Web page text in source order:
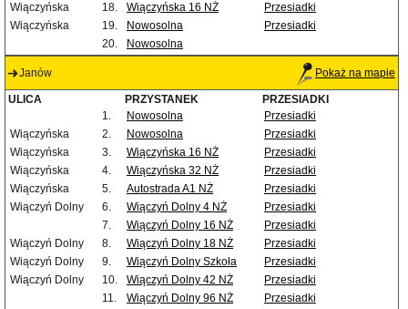
Wiączyńska
18. Wiączyńska 16 NŻ
Przesiadki
Wiączyńska
19. Nowosolna
Przesiadki
20.
Nowosolna
Janów Pokaż na mapie
ULICA PRZYSTANEK
PRZESIADKI
1.
Nowosolna
Przesiadki
Wiączyńska
2. Nowosolna
Przesiadki
Wiączyńska
3. Wiączyńska 16 NŻ
Przesiadki
Wiączyńska
4. Wiączyńska 32 NŻ
Przesiadki
Wiączyńska
5. Autostrada A1 NŻ
Przesiadki
Wiączyń Dolny
6. Wiączyń Dolny 4 NŻ
Przesiadki
7.
Wiączyń Dolny 16 NŻ
Przesiadki
Wiączyń Dolny
8. Wiączyń Dolny 18 NŻ
Przesiadki
Wiączyń Dolny
9. Wiączyń Dolny Szkoła
Przesiadki
Wiączyń Dolny
10. Wiączyń Dolny 42 NŻ
Przesiadki
11.
Wiączyń Dolny 96 NŻ Przesiadki